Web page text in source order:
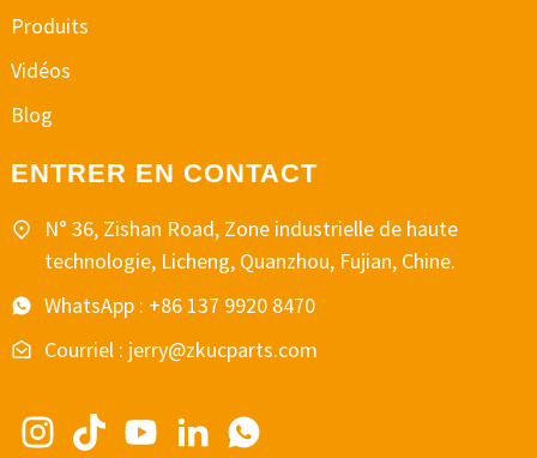
Produits
Vidéos
Blog
ENTRER EN CONTACT
N° 36, Zishan Road, Zone industrielle de haute
technologie, Licheng, Quanzhou, Fujian, Chine.
WhatsApp : +86 137 9920 8470
Courriel : jerry@zkucparts.com